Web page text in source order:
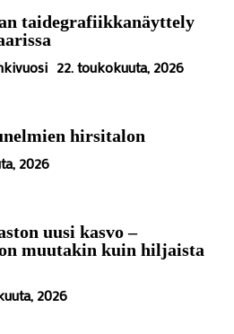
taidegrafiikkanäyttely
22. toukokuuta, 2026
hirsitalon
2026
uusi kasvo –
muutakin kuin hiljaista
2026